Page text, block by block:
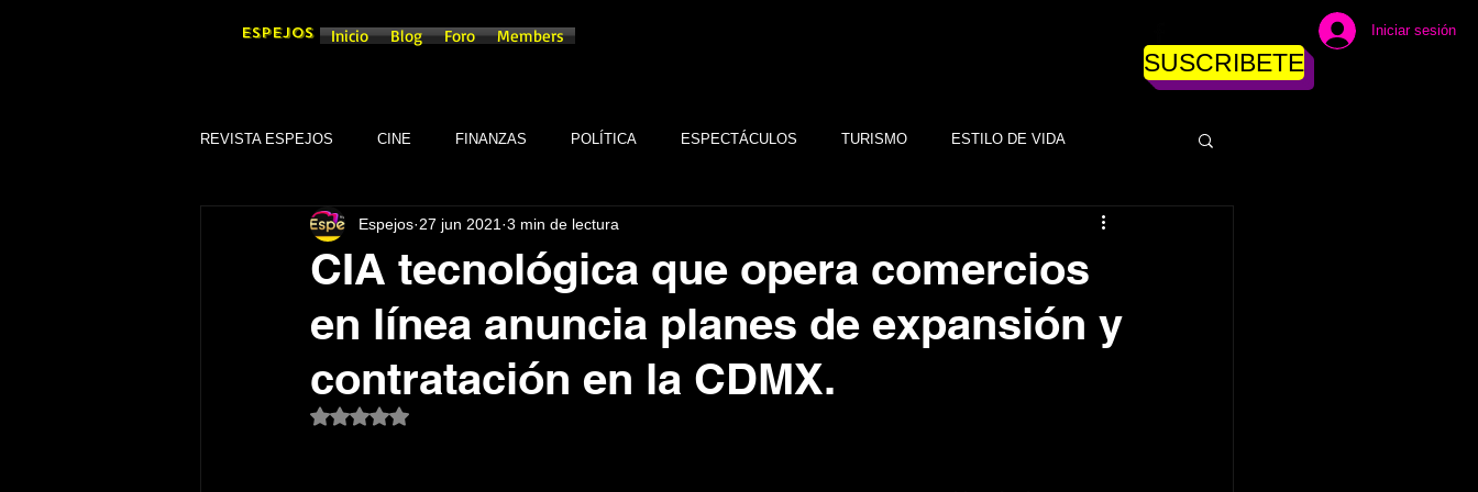
ESPEJOS Inicio Blog Foro Members
SUSCRIBETE
Iniciar sesión
REVISTA ESPEJOS CINE FINANZAS POLÍTICA ESPECTÁCULOS TURISMO ESTILO DE VIDA
DEPORTES SOCIEDAD TECNOLOGÍA
SINDICATOS FSTSE CINE ESPECTÁCULOS ALTRUISMO EMPRESAS EMPRESAS
GOBIERNO DE GUANAJUATO, GTO
CIA tecnológica que opera comercios
en línea anuncia planes de expansión y
contratación en la CDMX.
Espejos 27 jun 2021 3 min de lectura
Obtuvo NaN de 5 estrellas.